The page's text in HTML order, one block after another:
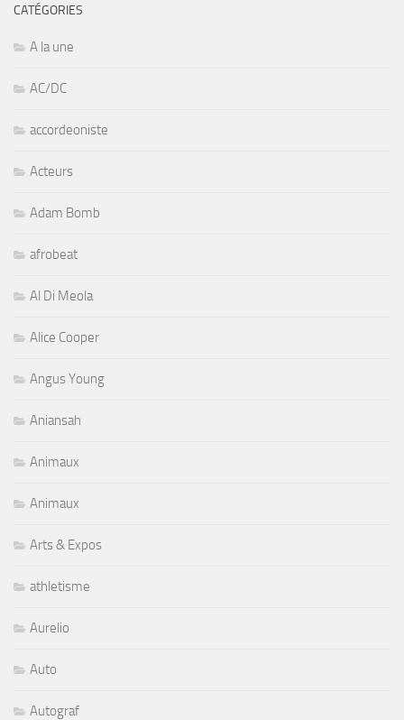
CATÉGORIES
A la une
AC/DC
accordeoniste
Acteurs
Adam Bomb
afrobeat
Al Di Meola
Alice Cooper
Angus Young
Aniansah
Animaux
Animaux
Arts & Expos
athletisme
Aurelio
Auto
Autograf